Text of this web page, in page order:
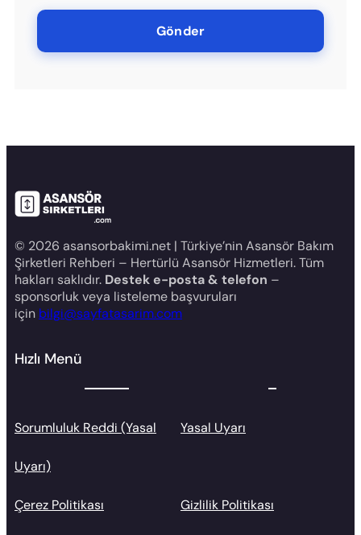
© 2026 asansorbakimi.net | Türkiye’nin Asansör Bakım
Şirketleri Rehberi – Hertürlü Asansör Hizmetleri. Tüm
hakları saklıdır. Destek e-posta & telefon –
sponsorluk veya listeleme başvuruları
için bilgi@sayfatasarim.com
Hızlı Menü
Sorumluluk Reddi (Yasal
Uyarı)
Yasal Uyarı
Çerez Politikası Gizlilik Politikası